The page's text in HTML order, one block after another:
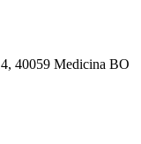
40059 Medicina BO